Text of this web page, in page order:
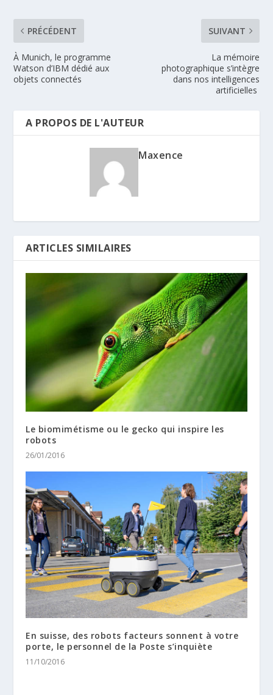
PRÉCÉDENT
À Munich, le programme
Watson d’IBM dédié aux
objets connectés
SUIVANT
La mémoire
photographique s’intègre
dans nos intelligences
artificielles
A PROPOS DE L'AUTEUR
Maxence
ARTICLES SIMILAIRES
Le biomimétisme ou le gecko qui inspire les
robots
26/01/2016
En suisse, des robots facteurs sonnent à votre
porte, le personnel de la Poste s’inquiète
11/10/2016